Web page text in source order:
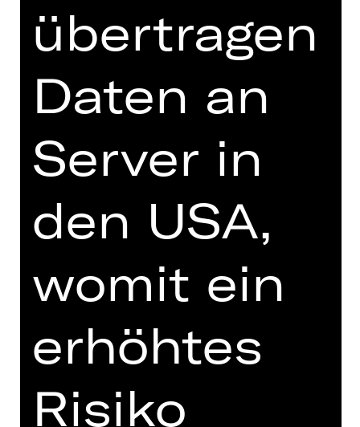
die Publikation „Heulen mit den
Wölfen“ von Bernd Siegler gewidmet
in der Regie von Ron Zimmering ein
Kaleidoskop aktueller
Verein mein Verein? Wie und weshalb
wirkt Fußball identitätsstiftend und
Denn längst wirkt Fußball in den
Diskursen, die er anstößt, weit über
das Sportliche hinaus: Wer welche
Nationalität wieso hat, die Hymne
mitsingt, homosexuell ist, in der
öffentlich diskutiert.
Vereinsmitglieder und 1. FCN-
Kenner*innen bringen in dieser
übertragen
Daten an
Server in
den USA,
womit ein
erhöhtes
Risiko